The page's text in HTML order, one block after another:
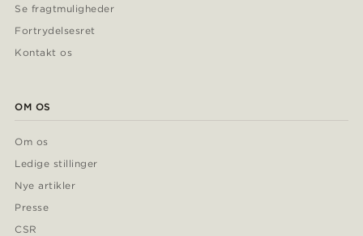
Se fragtmuligheder
Fortrydelsesret
Kontakt os
OM OS
Om os
Ledige stillinger
Nye artikler
Presse
CSR